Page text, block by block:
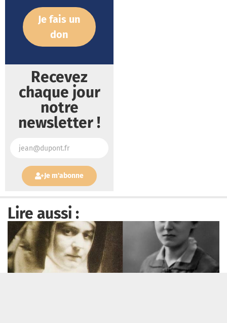
Je fais un
don
Recevez
chaque jour
notre
newsletter !
Je m'abonne
Lire aussi :